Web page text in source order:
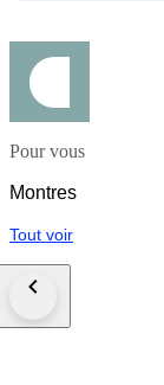
Pour vous
Montres
Tout voir